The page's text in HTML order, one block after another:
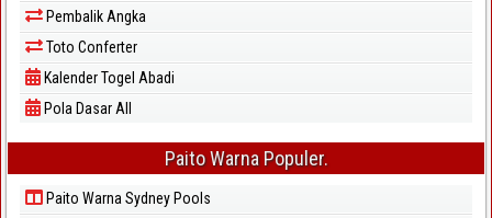
Pembalik Angka
Toto Conferter
Kalender Togel Abadi
Pola Dasar All
Paito Warna Populer.
Paito Warna Sydney Pools